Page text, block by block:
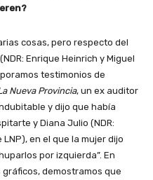
cosas, pero respecto del
Enrique Heinrich y Miguel
testimonios de
Nueva Provincia, un ex auditor
y dijo que había
y Diana Julio (NDR:
en el que la mujer dijo
por izquierda”. En
demostramos que